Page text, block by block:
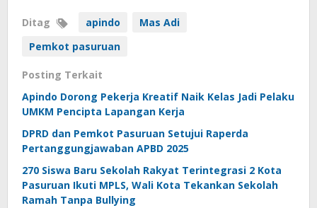
Ditag apindo
Mas Adi
Pemkot pasuruan
Posting Terkait
Apindo Dorong Pekerja Kreatif Naik Kelas Jadi Pelaku
UMKM Pencipta Lapangan Kerja
DPRD dan Pemkot Pasuruan Setujui Raperda
Pertanggungjawaban APBD 2025
270 Siswa Baru Sekolah Rakyat Terintegrasi 2 Kota
Pasuruan Ikuti MPLS, Wali Kota Tekankan Sekolah
Ramah Tanpa Bullying